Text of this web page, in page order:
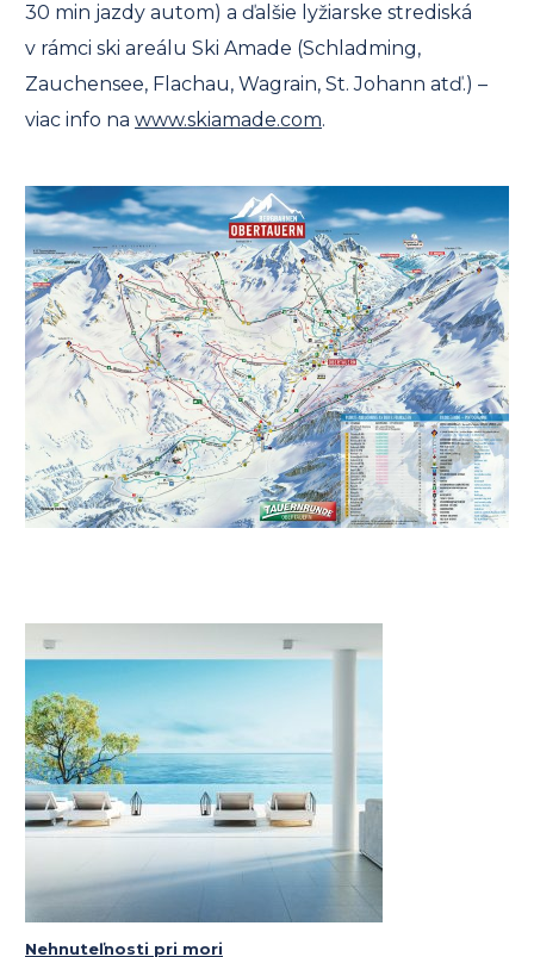
30 min jazdy autom) a ďalšie lyžiarske strediská
v rámci ski areálu Ski Amade (Schladming,
Zauchensee, Flachau, Wagrain, St. Johann atď.) –
viac info na www.skiamade.com.
Nehnuteľnosti pri mori